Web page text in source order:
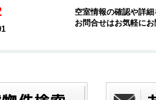
空室情報の確認や詳
お問合せはお気軽にお